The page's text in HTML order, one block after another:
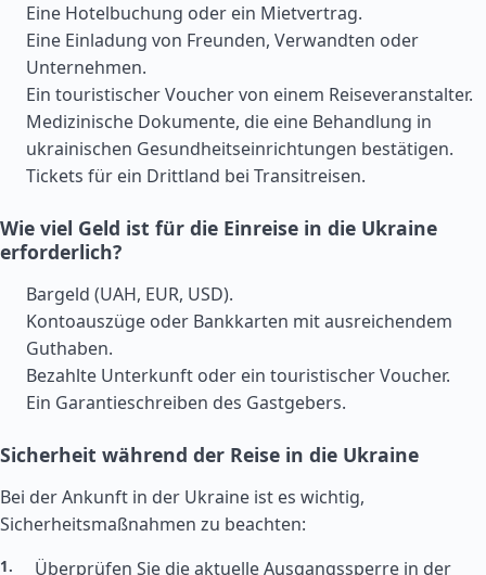
Eine Hotelbuchung oder ein Mietvertrag.
Eine Einladung von Freunden, Verwandten oder
Unternehmen.
Ein touristischer Voucher von einem Reiseveranstalter.
Medizinische Dokumente, die eine Behandlung in
ukrainischen Gesundheitseinrichtungen bestätigen.
Tickets für ein Drittland bei Transitreisen.
Wie viel Geld ist für die Einreise in die Ukraine
erforderlich?
Bargeld (UAH, EUR, USD).
Kontoauszüge oder Bankkarten mit ausreichendem
Guthaben.
Bezahlte Unterkunft oder ein touristischer Voucher.
Ein Garantieschreiben des Gastgebers.
Sicherheit während der Reise in die Ukraine
Bei der Ankunft in der Ukraine ist es wichtig,
Sicherheitsmaßnahmen zu beachten:
Überprüfen Sie die aktuelle Ausgangssperre in der